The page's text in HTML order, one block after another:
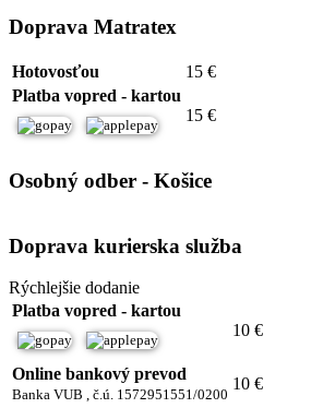
Doprava Matratex
Hotovosťou
15 €
Platba vopred - kartou
15 €
Osobný odber - Košice
Doprava kurierska služba
Rýchlejšie dodanie
Platba vopred - kartou
10 €
Online bankový prevod
Banka VUB , č.ú. 1572951551/0200
10 €